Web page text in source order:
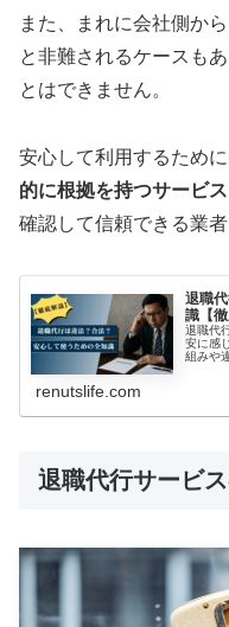
また、まれに会社側か
と非難されるケースも
とはできません。
安心して利用するため
的に根拠を持つサービ
確認して信頼できる業
退職
識【徹
退職代
安に感
組みや
renutslife.com
退職代行サービ